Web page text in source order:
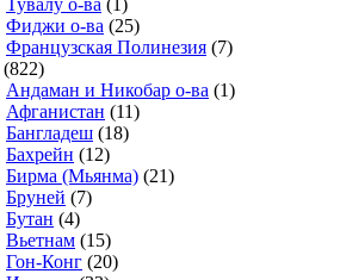
Фиджи о-ва (25)
Французская Полинезия (7)
(822)
Андаман и Никобар о-ва (1)
Афганистан (11)
Бангладеш (18)
Бахрейн (12)
Бирма (Мьянма) (21)
Бруней (7)
Бутан (4)
Вьетнам (15)
Гон-Конг (20)